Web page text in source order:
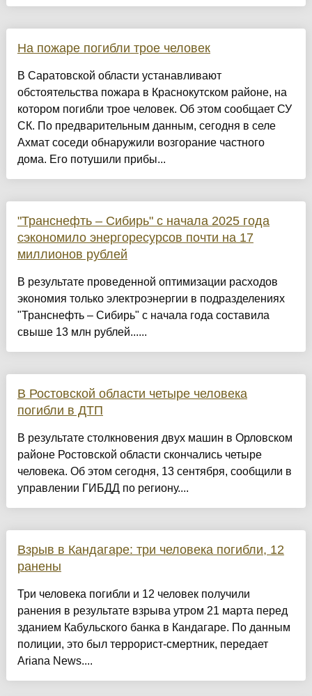
На пожаре погибли трое человек
В Саратовской области устанавливают
обстоятельства пожара в Краснокутском районе, на
котором погибли трое человек. Об этом сообщает СУ
СК. По предварительным данным, сегодня в селе
Ахмат соседи обнаружили возгорание частного
дома. Его потушили прибы...
"Транснефть – Сибирь" с начала 2025 года
сэкономило энергоресурсов почти на 17
миллионов рублей
В результате проведенной оптимизации расходов
экономия только электроэнергии в подразделениях
"Транснефть – Сибирь" с начала года составила
свыше 13 млн рублей......
В Ростовской области четыре человека
погибли в ДТП
В результате столкновения двух машин в Орловском
районе Ростовской области скончались четыре
человека. Об этом сегодня, 13 сентября, сообщили в
управлении ГИБДД по региону....
Взрыв в Кандагаре: три человека погибли, 12
ранены
Три человека погибли и 12 человек получили
ранения в результате взрыва утром 21 марта перед
зданием Кабульского банка в Кандагаре. По данным
полиции, это был террорист-смертник, передает
Ariana News....